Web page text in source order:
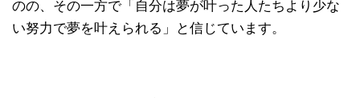
のの、その一方で「自分は夢が叶った人たちより少な
い努力で夢を叶えられる」と信じています。